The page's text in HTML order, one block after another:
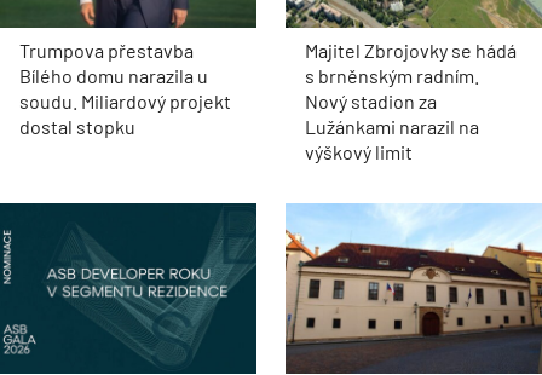
Trumpova přestavba
Bílého domu narazila u
soudu. Miliardový projekt
dostal stopku
Majitel Zbrojovky se hádá
s brněnským radním.
Nový stadion za
Lužánkami narazil na
výškový limit